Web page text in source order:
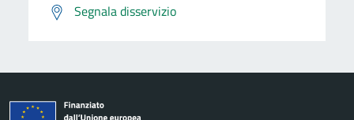
Segnala disservizio